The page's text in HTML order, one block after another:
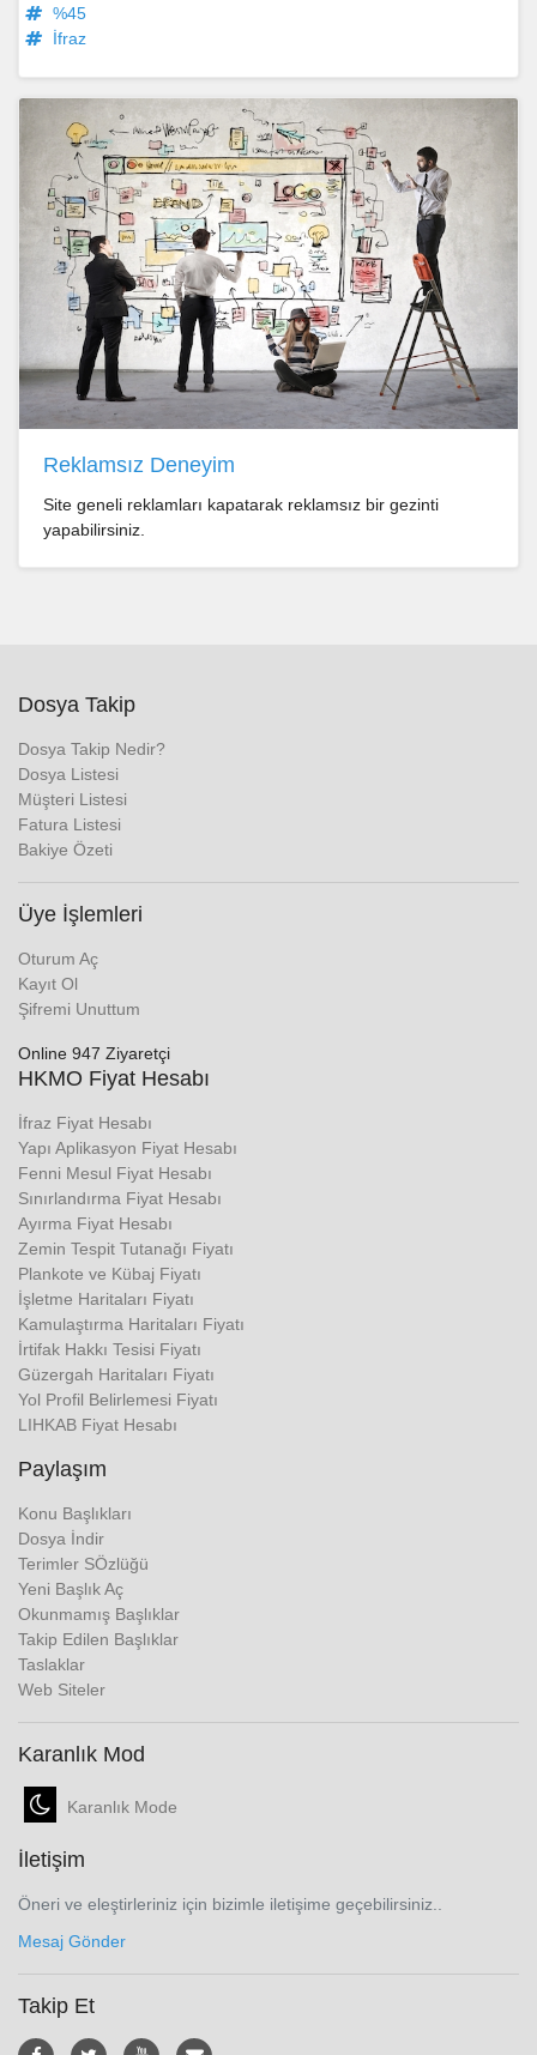
%45
İfraz
Reklamsız Deneyim
Site geneli reklamları kapatarak reklamsız bir gezinti
yapabilirsiniz.
Dosya Takip
Dosya Takip Nedir?
Dosya Listesi
Müşteri Listesi
Fatura Listesi
Bakiye Özeti
Üye İşlemleri
Oturum Aç
Kayıt Ol
Şifremi Unuttum
Online 947 Ziyaretçi
HKMO Fiyat Hesabı
İfraz Fiyat Hesabı
Yapı Aplikasyon Fiyat Hesabı
Fenni Mesul Fiyat Hesabı
Sınırlandırma Fiyat Hesabı
Ayırma Fiyat Hesabı
Zemin Tespit Tutanağı Fiyatı
Plankote ve Kübaj Fiyatı
İşletme Haritaları Fiyatı
Kamulaştırma Haritaları Fiyatı
İrtifak Hakkı Tesisi Fiyatı
Güzergah Haritaları Fiyatı
Yol Profil Belirlemesi Fiyatı
LIHKAB Fiyat Hesabı
Paylaşım
Konu Başlıkları
Dosya İndir
Terimler SÖzlüğü
Yeni Başlık Aç
Okunmamış Başlıklar
Takip Edilen Başlıklar
Taslaklar
Web Siteler
Karanlık Mod
Karanlık Mode
İletişim
Öneri ve eleştirleriniz için bizimle iletişime geçebilirsiniz..
Mesaj Gönder
Takip Et